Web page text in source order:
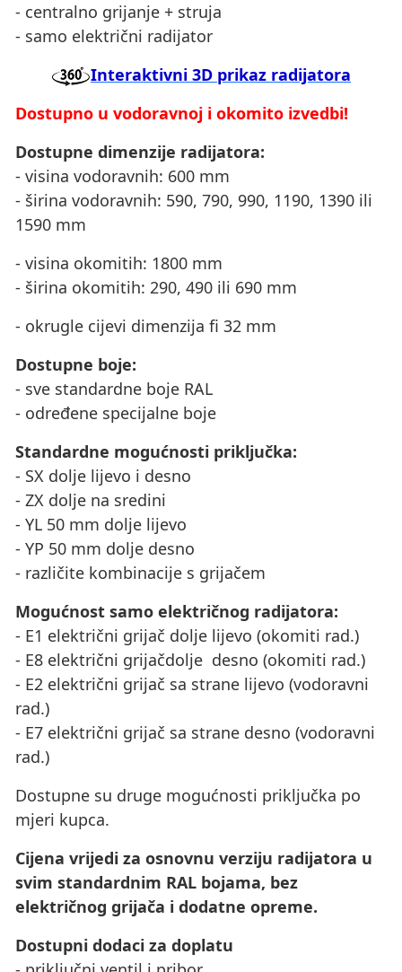
- centralno grijanje + struja
- samo električni radijator
Interaktivni 3D prikaz radijatora
Dostupno u vodoravnoj i okomito izvedbi!
Dostupne dimenzije radijatora:
- visina vodoravnih: 600 mm
- širina vodoravnih: 590, 790, 990, 1190, 1390 ili
1590 mm
- visina okomitih: 1800 mm
- širina okomitih: 290, 490 ili 690 mm
- okrugle cijevi dimenzija fi 32 mm
Dostupne boje:
- sve standardne boje RAL
- određene specijalne boje
Standardne mogućnosti priključka:
- SX dolje lijevo i desno
- ZX dolje na sredini
- YL 50 mm dolje lijevo
- YP 50 mm dolje desno
- različite kombinacije s grijačem
Mogućnost samo električnog radijatora:
- E1 električni grijač dolje lijevo (okomiti rad.)
- E8 električni grijačdolje desno (okomiti rad.)
- E2 električni grijač sa strane lijevo (vodoravni
rad.)
- E7 električni grijač sa strane desno (vodoravni
rad.)
Dostupne su druge mogućnosti priključka po
mjeri kupca.
Cijena vrijedi za osnovnu verziju radijatora u
svim standardnim RAL bojama, bez
električnog grijača i dodatne opreme.
Dostupni dodaci za doplatu